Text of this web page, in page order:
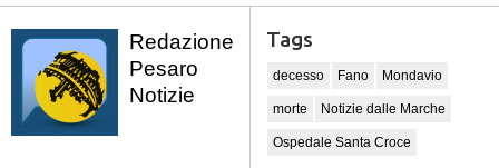
Redazione
Pesaro
Notizie
Tags
decesso Fano Mondavio
morte Notizie dalle Marche
Ospedale Santa Croce